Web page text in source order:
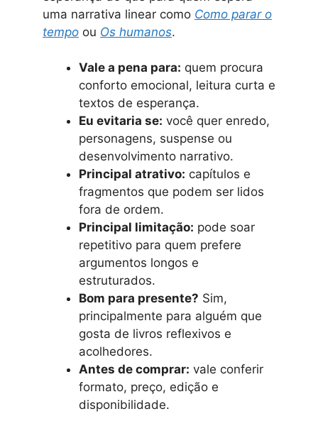
uma narrativa linear como Como parar o
tempo ou Os humanos.
Vale a pena para: quem procura
conforto emocional, leitura curta e
textos de esperança.
Eu evitaria se: você quer enredo,
personagens, suspense ou
desenvolvimento narrativo.
Principal atrativo: capítulos e
fragmentos que podem ser lidos
fora de ordem.
Principal limitação: pode soar
repetitivo para quem prefere
argumentos longos e
estruturados.
Bom para presente? Sim,
principalmente para alguém que
gosta de livros reflexivos e
acolhedores.
Antes de comprar: vale conferir
formato, preço, edição e
disponibilidade.